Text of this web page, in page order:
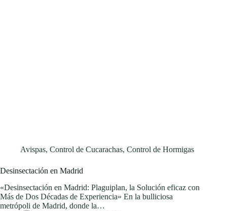
Avispas, Control de Cucarachas, Control de Hormigas
Desinsectación en Madrid
«Desinsectación en Madrid: Plaguiplan, la Solución eficaz con
Más de Dos Décadas de Experiencia» En la bulliciosa
metrópoli de Madrid, donde la…